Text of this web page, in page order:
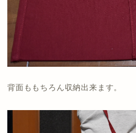
背面ももちろん収納出来ます。